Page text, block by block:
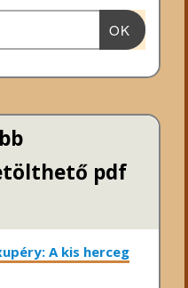
OK
pdf
A kis herceg